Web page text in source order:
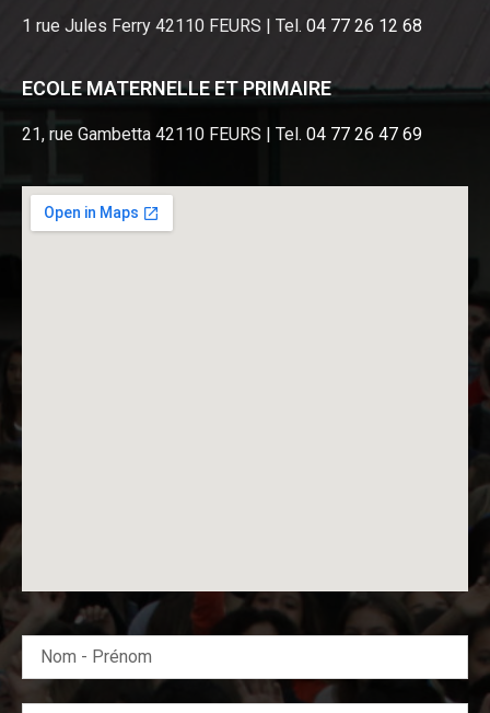
1 rue Jules Ferry 42110 FEURS | Tel. 04 77 26 12 68
ECOLE MATERNELLE ET PRIMAIRE
21, rue Gambetta 42110 FEURS | Tel. 04 77 26 47 69